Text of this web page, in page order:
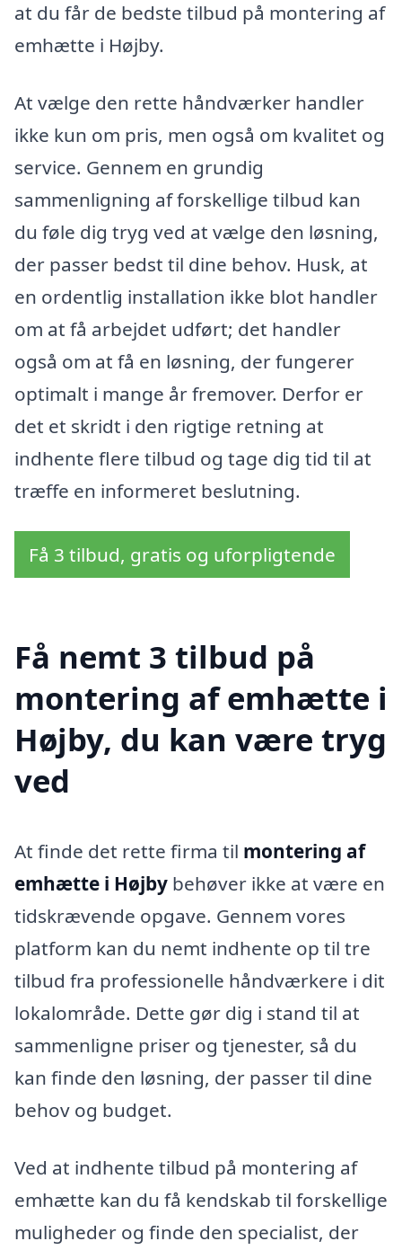
at du får de bedste tilbud på montering af
emhætte i Højby.
At vælge den rette håndværker handler
ikke kun om pris, men også om kvalitet og
service. Gennem en grundig
sammenligning af forskellige tilbud kan
du føle dig tryg ved at vælge den løsning,
der passer bedst til dine behov. Husk, at
en ordentlig installation ikke blot handler
om at få arbejdet udført; det handler
også om at få en løsning, der fungerer
optimalt i mange år fremover. Derfor er
det et skridt i den rigtige retning at
indhente flere tilbud og tage dig tid til at
træffe en informeret beslutning.
Få 3 tilbud, gratis og uforpligtende
Få nemt 3 tilbud på
montering af emhætte i
Højby, du kan være tryg
ved
At finde det rette firma til montering af
emhætte i Højby behøver ikke at være en
tidskrævende opgave. Gennem vores
platform kan du nemt indhente op til tre
tilbud fra professionelle håndværkere i dit
lokalområde. Dette gør dig i stand til at
sammenligne priser og tjenester, så du
kan finde den løsning, der passer til dine
behov og budget.
Ved at indhente tilbud på montering af
emhætte kan du få kendskab til forskellige
muligheder og finde den specialist, der